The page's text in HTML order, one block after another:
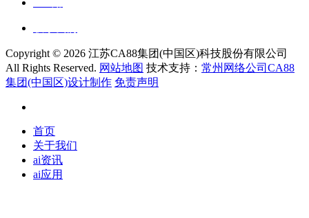
Copyright © 2026 江苏CA88集团(中国区)科技股份有限公司
All Rights Reserved. 网站地图 技术支持： 常州网络公司CA88
集团(中国区)设计制作 免责声明
首页
关于我们
ai资讯
ai应用